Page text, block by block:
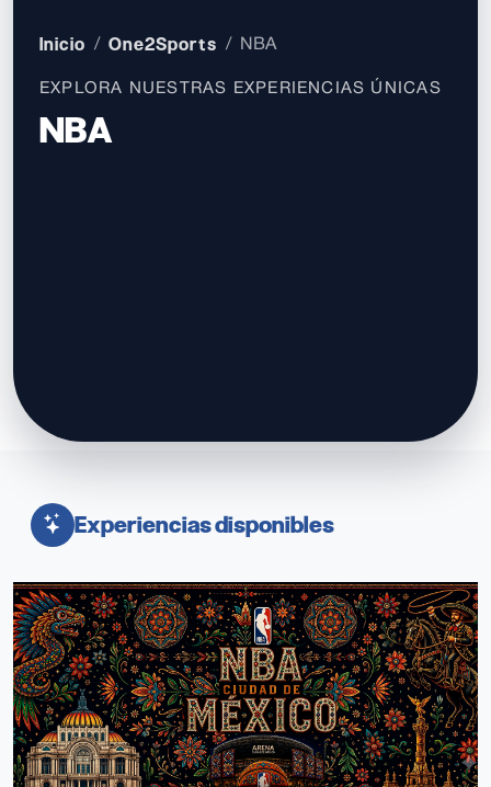
Inicio One2Sports NBA
EXPLORA NUESTRAS EXPERIENCIAS ÚNICAS
NBA
Experiencias disponibles